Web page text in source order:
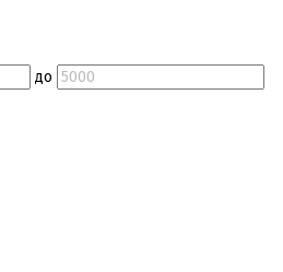
до